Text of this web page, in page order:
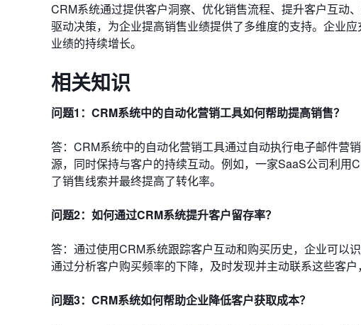
CRM系统通过提供客户洞察、优化销售流程、提升客户互动
驱动决策，为企业提高销售业绩提供了多维度的支持。企业
业绩的持续增长。
相关知识
问题1：CRM系统中的自动化营销工具如何帮助提高销售？
答：CRM系统中的自动化营销工具通过自动执行电子邮件营
源，同时保持与客户的持续互动。例如，一家SaaS公司利
了销售线索并最终提高了转化率。
问题2：如何通过CRM系统提升客户留存率？
答：通过使用CRM系统跟踪客户互动和购买历史，企业可以
通过分析客户购买频率的下降，及时发现并主动联系这些客
问题3：CRM系统如何帮助企业降低客户获取成本？